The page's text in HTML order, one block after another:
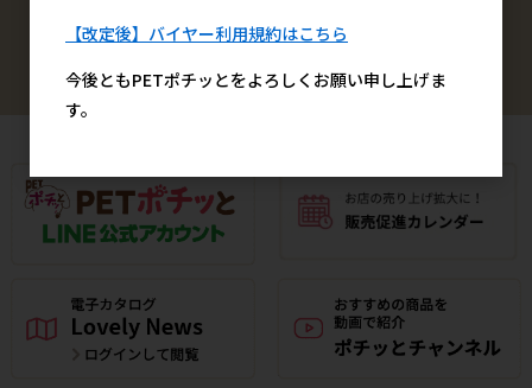
【改定後】バイヤー利用規約はこちら
今後ともPETポチッとをよろしくお願い申し上げま
す。